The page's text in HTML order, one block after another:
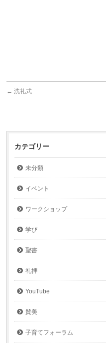
← 洗礼式
カテゴリー
未分類
イベント
ワークショップ
学び
聖書
礼拝
YouTube
賛美
子育てフォーラム